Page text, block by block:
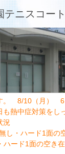
ニスコート
。 8/10（月）
熱中症対策をし
況
し・ハード1面の
ード1面の空き在